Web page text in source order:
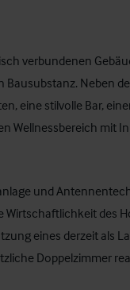
verbundenen
Neben
eine stilvolle Bar,
Wellnessbereich mit
und
Wirtschaftlichkeit des
eines derzeit als
Doppelzimmer